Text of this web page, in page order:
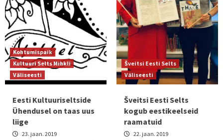
Kohtumispaik
Kultuuri Selts Mihkli
Väliseesti
Eesti Kultuuriseltside
Ühendusel on taas uus
liige
23. jaan. 2019
Šveitsi Eesti Selts
Väliseesti
Šveitsi Eesti Selts
kogub eestikeelseid
raamatuid
22. jaan. 2019